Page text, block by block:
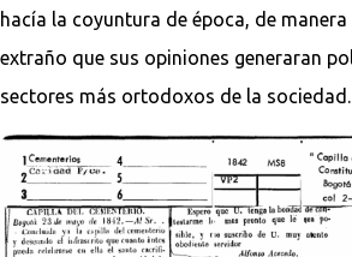
hacía la coyuntura de época, de manera
extraño que sus opiniones generaran
sectores más ortodoxos de la sociedad.